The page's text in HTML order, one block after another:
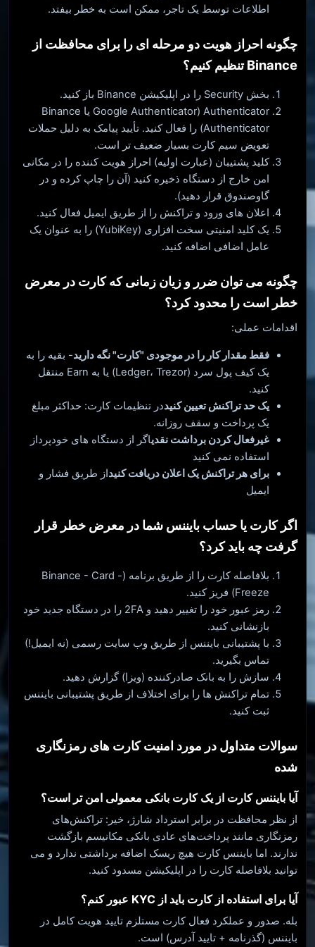
اطلاعات توسط یک تاجر، ممکن است به خطر بیفتد.
چگونه احراز هویت دو مرحله ای را برای محافظت از
Binance تنظیم کنیم؟
بخش Security را در اپلیکیشن Binance باز کنید.
Authenticator (Google Authenticator یا Binance
Authenticator) را فعال کنید. تأیید پیامک به دلیل حملات
تعویض سیم کارت بسیار ضعیف تر است.
کلید پشتیبان (عبارت اولیه) احراز هویت کننده را در مکانی
امن خارج از دستگاه ذخیره کنید (آن را چاپ کرده و در
گاوصندوق قرار دهید).
اعلان های ورود و تراکنش را از طریق ایمیل فعال کنید.
یک کلید امنیتی سخت افزاری (YubiKey) را به عنوان یک
عامل اضافی اضافه کنید.
چگونه می توان ضرر و زیان زمانی که کارت در معرض
خطر است را محدود کرد؟
اقدامات عملی:
فقط مقدار کار را در موجودی "کارت" نگه دارید- بقیه را به
یک کیف پول سرد (Ledger، Trezor) یا به Earn منتقل
کنید.
یک حد تراکنش تعیین کنیددر تنظیمات کارت: حداکثر مبلغ
یک پرداخت و سقف روزانه.
غیرفعال کردن برداشت نقدیاگر از دستگاه های خودپرداز
استفاده نمی کنید
برای هر تراکنش یک اعلان دریافت کنیداز طریق فشار و
ایمیل
اگر کارت یا حساب بایننس شما در معرض خطر قرار
گرفت چه باید کرد؟
بلافاصله کارت را از طریق برنامه (Binance - Card -
Freeze) فریز کنید.
رمز عبور خود را تغییر دهید و 2FA را در دستگاه جدید خود
بازنشانی کنید.
با پشتیبانی بایننس از طریق وب سایت رسمی (نه ایمیل!)
تماس بگیرید.
سازش را به بانک صادرکننده (ویزا) گزارش دهید.
تمام تراکنش ها را برای اختلاف از طریق پشتیبانی بایننس
ثبت کنید.
سوالات متداول در مورد امنیت کارت های رمزنگاری
شده
آیا بایننس کارت از یک کارت بانکی معمولی امن تر است؟
از نظر محافظت در برابر استرداد شارژ، خیر: تراکنش‌های
رمزنگاری مانند پرداخت‌های عادی بانکی مکانیسم بازگشت
ندارند. اما بایننس کارت هیچ ریسک اضافه برداشتی ندارد و می
توانید بلافاصله کارت را در اپلیکیشن مسدود کنید.
آیا برای استفاده از کارت باید از KYC عبور کنم؟
بله. صدور و عملکرد فعال کارت مستلزم تایید هویت کامل در
بایننس (گذرنامه + تایید آدرس) است.